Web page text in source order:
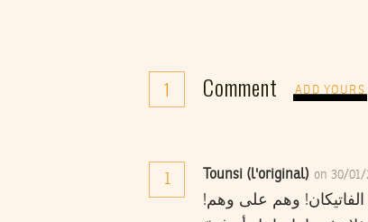
1 Comment ADD YOURS
1 Tounsi (l'original) on 30/01/
الفاتيكان! وهم على وهم!